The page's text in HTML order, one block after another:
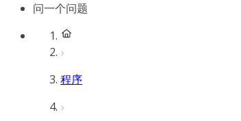
问一个问题
程序